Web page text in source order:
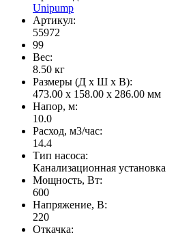
Unipump
Артикул:
55972
99
Вес:
8.50 кг
Размеры (Д x Ш x В):
473.00 x 158.00 x 286.00 мм
Напор, м:
10.0
Расход, м3/час:
14.4
Тип насоса:
Канализационная установка
Мощность, Вт:
600
Напряжение, В:
220
Откачка: